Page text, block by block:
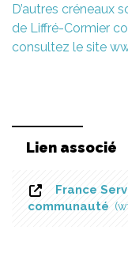
D’autres créneaux
de Liffré-Cormier
consultez le site
Lien associé
France
communauté